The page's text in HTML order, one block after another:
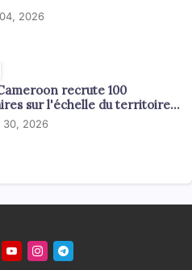
2026
recrute 100
sur l'échelle du territoire
30, 2026